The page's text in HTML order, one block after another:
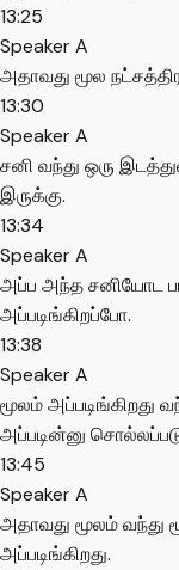
13:25
Speaker A
அதாவது மூல
13:30
Speaker A
சனி வந்து ஒரு
இருக்கு.
13:34
Speaker A
அப்ப அந்த சனியோட
அப்படிங்கிறப்போ.
13:38
Speaker A
மூலம் அப்படிங்கிறது
அப்படின்னு
13:45
Speaker A
அதாவது மூலம் வந்து
அப்படிங்கிறது.